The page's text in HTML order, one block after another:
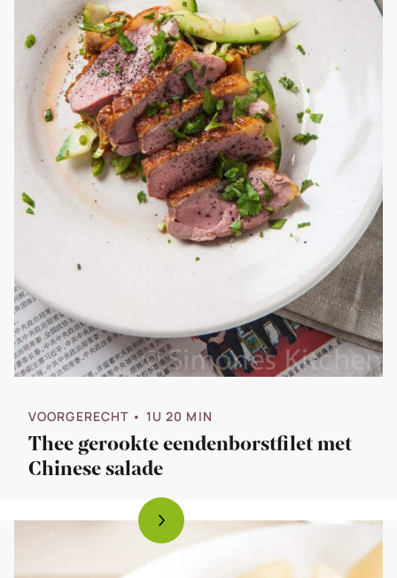
VOORGERECHT • 1U 20 MIN
Thee gerookte eendenborstfilet met
Chinese salade